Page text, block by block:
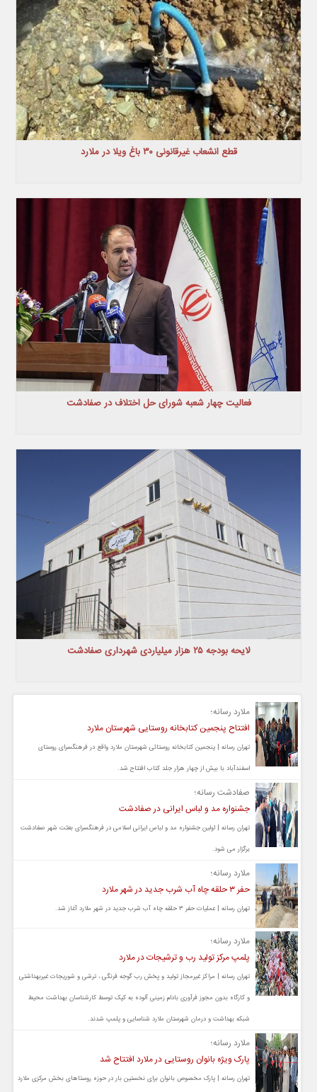
قطع انشعاب غیرقانونی ۳۰ باغ ویلا در ملارد
فعالیت چهار شعبه شورای حل اختلاف در صفادشت
لایحه بودجه ۲۵ هزار میلیاردی شهرداری صفادشت
ملارد رسانه؛
افتتاح پنجمین کتابخانه روستایی شهرستان ملارد
تهران رسانه | پنجمین کتابخانه روستائی شهرستان ملارد واقع در فرهنگسرای روستای
اسفندآباد با بیش از چهار هزار جلد کتاب افتتاح شد.
صفادشت رسانه؛
جشنواره مد و لباس ایرانی در صفادشت
تهران رسانه | اولین جشنواره مد و لباس ایرانی اسلامی در فرهنگسرای بعثت شهر صفادشت
برگزار می شود.
ملارد رسانه؛
حفر ۳ حلقه چاه آب شرب جدید در شهر ملارد
تهران رسانه | عملیات حفر ۳ حلقه چاه آب شرب جدید در شهر ملارد آغاز شد.
ملارد رسانه؛
پلمپ مرکز تولید رب و ترشیجات در ملارد
تهران رسانه | مراکز غیرمجاز تولید و پخش رب گوجه فرنگی ، ترشی و شوریجات غیربهداشتی
و کارگاه بدون مجوز فرآوری بادام زمینی آلوده به کپک توسط کارشناسان بهداشت محیط
شبکه بهداشت و درمان شهرستان ملارد شناسایی و پلمپ شدند.
ملارد رسانه؛
پارک ویژه بانوان روستایی در ملارد افتتاح شد
تهران رسانه | پارک مخصوص بانوان برای نخستین بار در حوزه روستاهای بخش مرکزی ملارد